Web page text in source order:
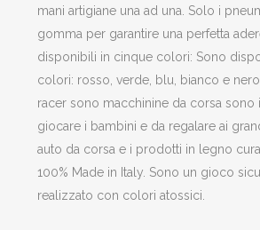
mani artigiane una ad una. Solo i
gomma per garantire una perfetta
disponibili in cinque colori: Sono
colori: rosso, verde, blu, bianco e
racer sono macchinine da corsa sono
giocare i bambini e da regalare ai
auto da corsa e i prodotti in legno
100% Made in Italy. Sono un gioco
realizzato con colori atossici.